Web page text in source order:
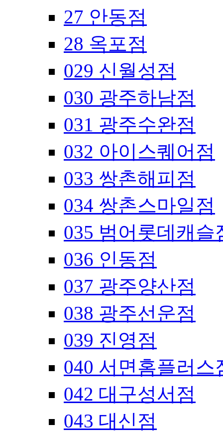
27 안동점
28 옥포점
029 신월성점
030 광주하남점
031 광주수완점
032 아이스퀘어점
033 쌍촌해피점
034 쌍촌스마일점
035 범어롯데캐슬
036 인동점
037 광주양산점
038 광주선운점
039 진영점
040 서면홈플러스
042 대구성서점
043 대신점